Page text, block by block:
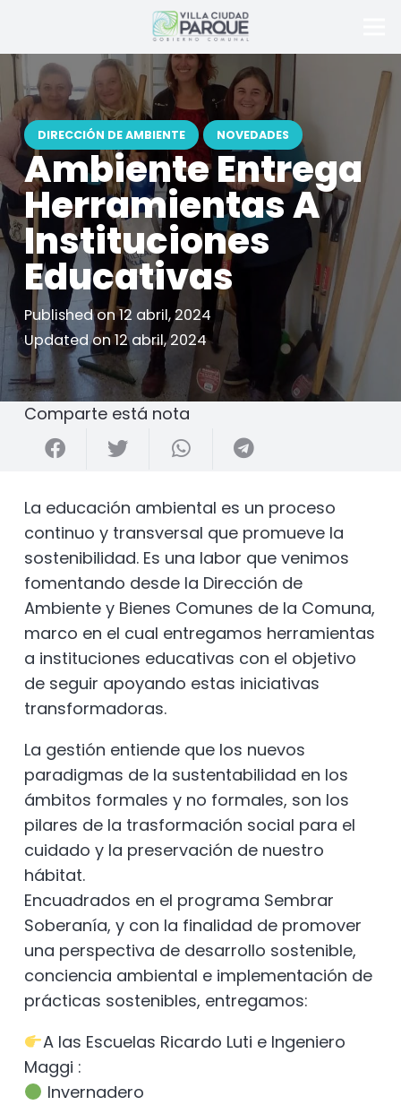
DIRECCIÓN DE AMBIENTE NOVEDADES
Ambiente Entrega
Herramientas A
Instituciones
Educativas
Published on12 abril, 2024
Updated on12 abril, 2024
Comparte está nota
La educación ambiental es un proceso
continuo y transversal que promueve la
sostenibilidad. Es una labor que venimos
fomentando desde la Dirección de
Ambiente y Bienes Comunes de la Comuna,
marco en el cual entregamos herramientas
a instituciones educativas con el objetivo
de seguir apoyando estas iniciativas
transformadoras.
La gestión entiende que los nuevos
paradigmas de la sustentabilidad en los
ámbitos formales y no formales, son los
pilares de la trasformación social para el
cuidado y la preservación de nuestro
hábitat.
Encuadrados en el programa Sembrar
Soberanía, y con la finalidad de promover
una perspectiva de desarrollo sostenible,
conciencia ambiental e implementación de
prácticas sostenibles, entregamos:
A las Escuelas Ricardo Luti e Ingeniero
Maggi :
Invernadero